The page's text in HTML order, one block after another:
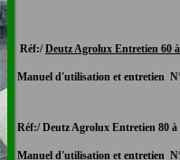
Réf:/Deutz Agrolux Entretien 60
Manuel d'utilisation et entretien N
Réf:/ Deutz Agrolux Entretien 80 à
Manuel d'utilisation et entretien